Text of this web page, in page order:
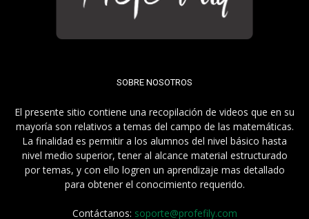
SOBRE NOSOTROS
El presente sitio contiene una recopilación de videos que en su
mayoría son relativos a temas del campo de las matemáticas.
La finalidad es permitir a los alumnos del nivel básico hasta
nivel medio superior, tener al alcance material estructurado
por temas, y con ello logren un aprendizaje mas detallado
para obtener el conocimiento requerido.
Contáctanos: soporte@profefily.com